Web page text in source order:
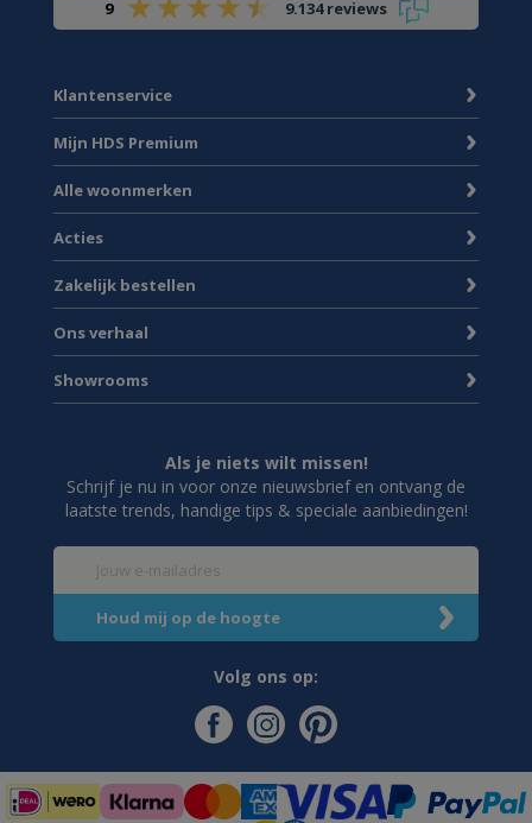
9 9.134 reviews
Klantenservice
Mijn HDS Premium
Alle woonmerken
Acties
Zakelijk bestellen
Ons verhaal
Showrooms
Als je niets wilt missen!
Schrijf je nu in voor onze nieuwsbrief en ontvang de
laatste trends, handige tips & speciale aanbiedingen!
Volg ons op: